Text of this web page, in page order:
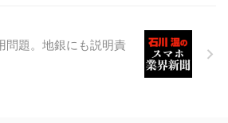
問題。地銀にも説明責